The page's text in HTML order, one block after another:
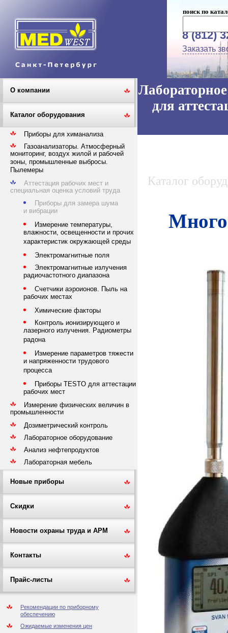
поиск по
8 (812)
Заказать
О компании
Каталог оборудования
Приборы для химанализа
Газоанализаторы. Атмосферный
мониторинг, воздух жилой и рабочей
зоны, промышленные выбросы.
Пылемеры
Аттестация рабочих мест и
специальная оценка условий труда
Приборы для замера шума
и вибрации
Измерение температуры,
влажности, освещенности и прочих
характеристик окружающей среды
Электромагнитные поля
Электромагнитные излучения
радиочастотного диапазона
Счетчики аэроионов. Пыль на
рабочих местах
Химические факторы
Контроль ионизирующего и
лазерного излучения. Радиометры
радона
Измерение параметров тяжести
и напряженности трудового
процесса
Приборы TESTO для аттестации
рабочих мест
Измерение физических величин в
промышленности
Дозиметрический контроль
Лабораторное оборудование
Анализ нефтепродуктов
Лабораторная мебель
Новые приборы
Скидки
Новости охраны труда и АРМ
Контакты
Прайс-листы
Рекомендации по приборному
обеспечению
Ожидаемые изменения цен
для
Каталог